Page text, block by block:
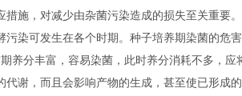
施，对减少由杂菌污染造成的损失至关重要。
污染可发生在各个时期。种子培养期染菌的危
养分丰富，容易染菌，此时养分消耗不多，
谢，而且会影响产物的生成，甚至使已形成的